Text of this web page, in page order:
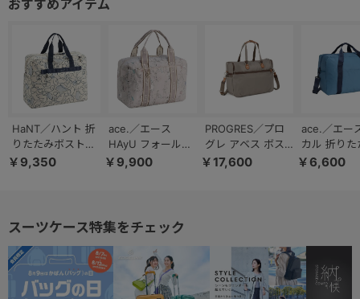
HaNT／ハント 折
りたたみボストン
バッグ 41L A3収
￥9,350
ace.／エース
HAyU フォールデ
ィングバッグ ボス
￥9,900
PROGRES／プロ
グレ アベス ボス
トンバッグ 23L
￥17,600
ace.／エー
カル 折りた
ストン 32L
￥6,600
スーツケース特集をチェック